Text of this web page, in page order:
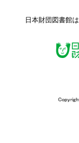
日本財団図書館